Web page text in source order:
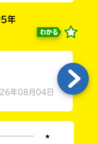
5年
わかる
年08月04日
⋆